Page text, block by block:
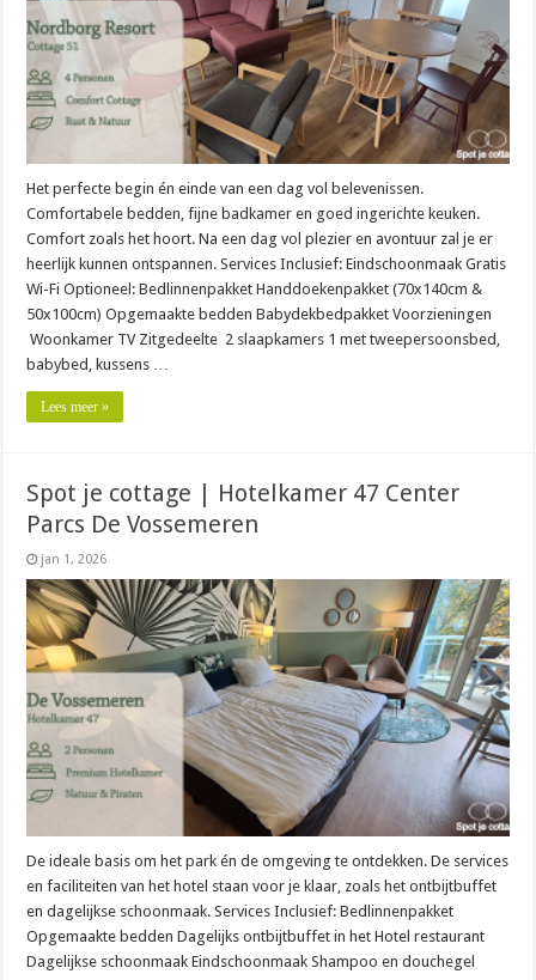
Het perfecte begin én einde van een dag vol belevenissen.
Comfortabele bedden, fijne badkamer en goed ingerichte keuken.
Comfort zoals het hoort. Na een dag vol plezier en avontuur zal je er
heerlijk kunnen ontspannen. Services Inclusief: Eindschoonmaak Gratis
Wi-Fi Optioneel: Bedlinnenpakket Handdoekenpakket (70x140cm &
50x100cm) Opgemaakte bedden Babydekbedpakket Voorzieningen
Woonkamer TV Zitgedeelte 2 slaapkamers 1 met tweepersoonsbed,
babybed, kussens …
Lees meer »
Spot je cottage | Hotelkamer 47 Center
Parcs De Vossemeren
jan 1, 2026
De ideale basis om het park én de omgeving te ontdekken. De services
en faciliteiten van het hotel staan voor je klaar, zoals het ontbijtbuffet
en dagelijkse schoonmaak. Services Inclusief: Bedlinnenpakket
Opgemaakte bedden Dagelijks ontbijtbuffet in het Hotel restaurant
Dagelijkse schoonmaak Eindschoonmaak Shampoo en douchegel